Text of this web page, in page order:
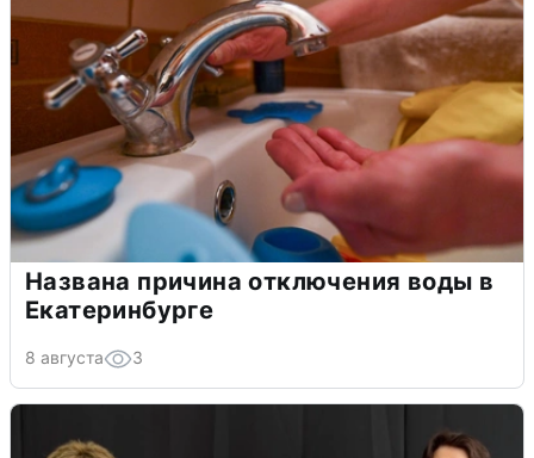
Названа причина отключения воды в
Екатеринбурге
8 августа 3